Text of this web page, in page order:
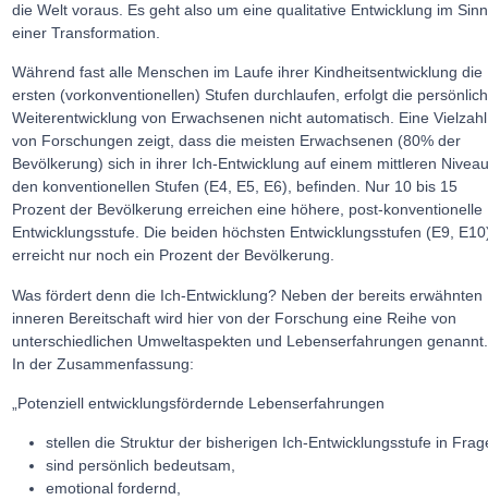
die Welt voraus. Es geht also um eine qualitative Entwicklung im
einer Transformation.
Während fast alle Menschen im Laufe ihrer Kindheitsentwicklung die
ersten (vorkonventionellen) Stufen durchlaufen, erfolgt die
Weiterentwicklung von Erwachsenen nicht automatisch. Eine Vielzahl
von Forschungen zeigt, dass die meisten Erwachsenen (80% der
Bevölkerung) sich in ihrer Ich-Entwicklung auf einem mittleren
den konventionellen Stufen (E4, E5, E6), befinden. Nur 10 bis 15
Prozent der Bevölkerung erreichen eine höhere, post-konventionelle
Entwicklungsstufe. Die beiden höchsten Entwicklungsstufen (E9,
erreicht nur noch ein Prozent der Bevölkerung.
Was fördert denn die Ich-Entwicklung? Neben der bereits erwähnten
inneren Bereitschaft wird hier von der Forschung eine Reihe von
unterschiedlichen Umweltaspekten und Lebenserfahrungen genannt.
In der Zusammenfassung:
„Potenziell entwicklungsfördernde Lebenserfahrungen
stellen die Struktur der bisherigen Ich-Entwicklungsstufe in
sind persönlich bedeutsam,
emotional fordernd,